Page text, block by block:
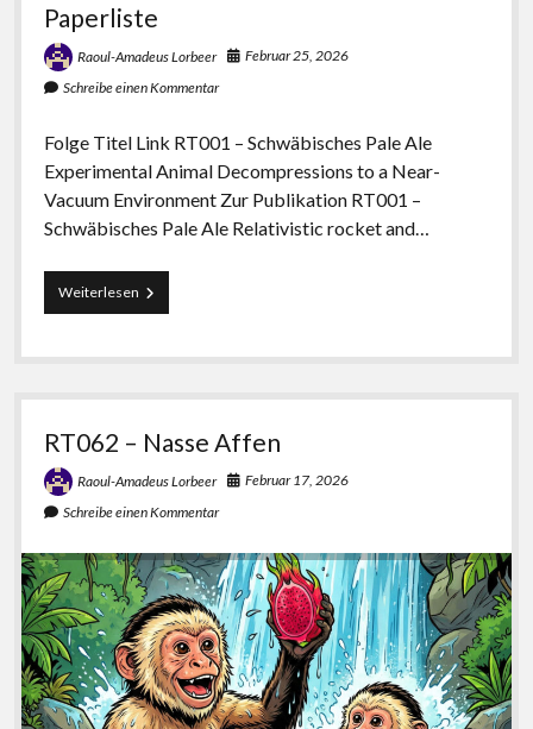
Paperliste
Raoul-Amadeus Lorbeer
Februar 25, 2026
Schreibe einen Kommentar
Folge Titel Link RT001 – Schwäbisches Pale Ale
Experimental Animal Decompressions to a Near-
Vacuum Environment Zur Publikation RT001 –
Schwäbisches Pale Ale Relativistic rocket and…
WeiterlesenPaperliste
RT062 – Nasse Affen
Raoul-Amadeus Lorbeer
Februar 17, 2026
Schreibe einen Kommentar